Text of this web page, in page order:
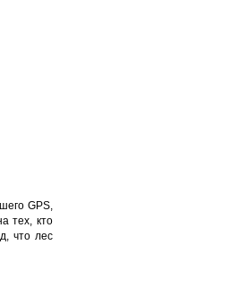
GPS,
тех, кто
что лес